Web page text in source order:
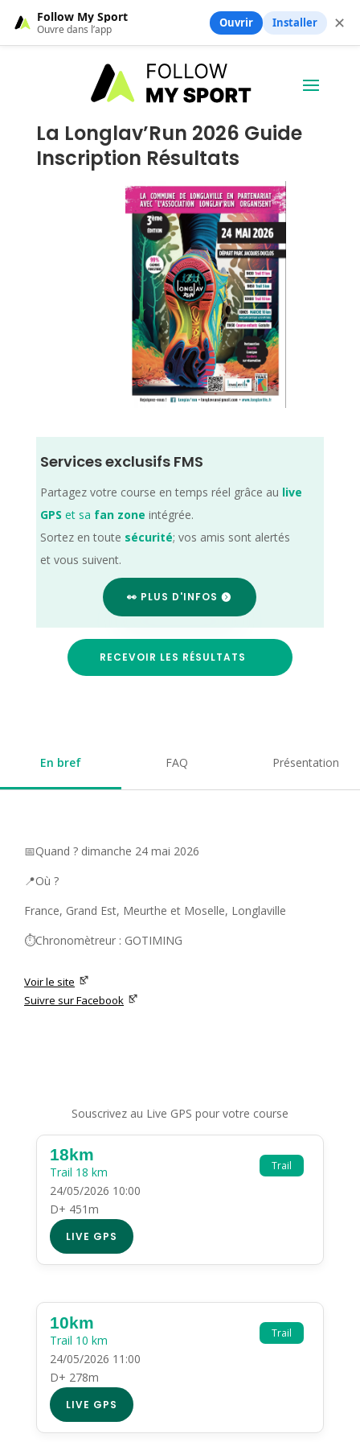
La Longlav’Run 2026 Guide
Inscription Résultats
Services exclusifs FMS
Partagez votre course en temps réel grâce au live
GPS et sa fan zone intégrée.
Sortez en toute sécurité; vos amis sont alertés
et vous suivent.
👀 PLUS D'INFOS
RECEVOIR LES RÉSULTATS
En bref FAQ Présentation
📅Quand ? dimanche 24 mai 2026
📍Où ?
France, Grand Est, Meurthe et Moselle, Longlaville
⏱️Chronomètreur : GOTIMING
Voir le site
Suivre sur Facebook
Souscrivez au Live GPS pour votre course
Trail
18km
Trail 18 km
24/05/2026 10:00
D+ 451m
LIVE GPS
Trail
10km
Trail 10 km
24/05/2026 11:00
D+ 278m
LIVE GPS
Follow My Sport
Ouvre dans l’app Ouvrir Installer ✕